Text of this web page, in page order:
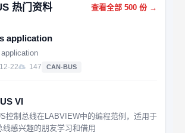
热门资料 查看全部 500 份 →
application
22 147 CAN-BUS
VI
控制总线在LABVIEW中的编程范例，适用于
线感兴趣的朋友学习和借用